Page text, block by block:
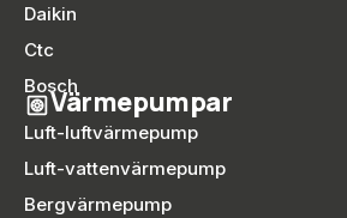
Daikin
Ctc
BoschVärmepumpar
Luft-luftvärmepump
Luft-vattenvärmepump
Bergvärmepump